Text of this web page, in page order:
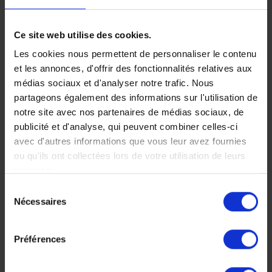
Ce site web utilise des cookies.
Les cookies nous permettent de personnaliser le contenu
et les annonces, d'offrir des fonctionnalités relatives aux
médias sociaux et d'analyser notre trafic. Nous
partageons également des informations sur l'utilisation de
notre site avec nos partenaires de médias sociaux, de
publicité et d'analyse, qui peuvent combiner celles-ci
avec d'autres informations que vous leur avez fournies
ou qu'ils ont collectées lors de votre utilisation de leurs
Nécessaires
Préférences
Les richesses
du Sri Lanka en
famille
du Sri Lanka et terminez
votre périple dans votre
villa privée avec piscine.
Le paradis pour les
15 jours, à partir de 4
Voyage Sri Lanka